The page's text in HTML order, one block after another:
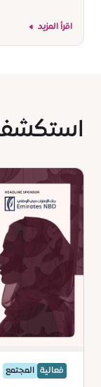
اقرأ المزيد
استكشف
فعالية المجتمع